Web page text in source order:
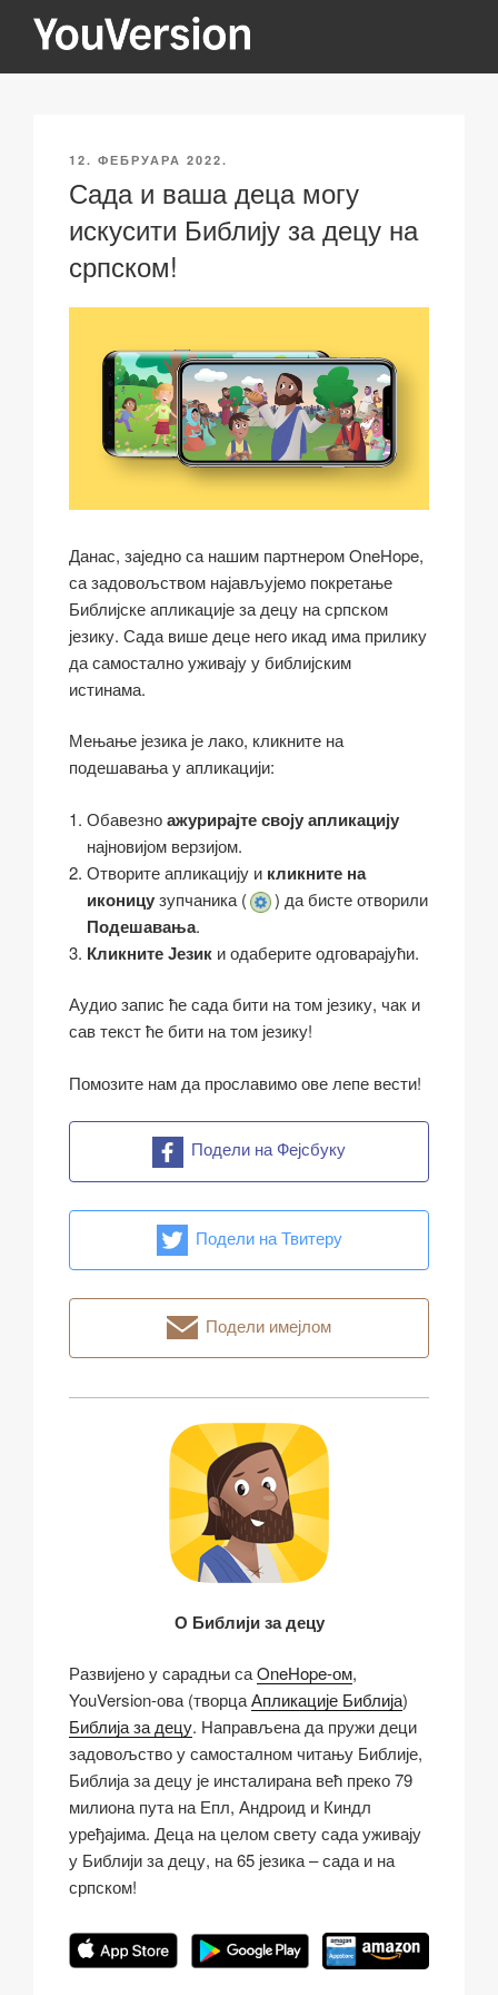
YOUVERSION
Seeking God every day.
ОБЈАВЉЕНО
12. ФЕБРУАРА 2022.
Сада и ваша деца могу
искусити Библију за децу на
српском!
Данас, заједно са нашим партнером OneHope,
са задовољством најављујемо покретање
Библијске апликације за децу на српском
језику. Сада више деце него икад има прилику
да самостално уживају у библијским
истинама.
Мењање језика је лако, кликните на
подешавања у апликацији:
Обавезноажурирајте своју апликацију
најновијом верзијом.
Отворите апликацију и кликните на
иконицузупчаника ( ) да бисте отворили
Подешавања.
Кликните Језик и одаберите одговарајући.
Аудио запис ће сада бити на том језику, чак и
сав текст ће бити на том језику!
Помозите нам да прославимо ове лепе вести!
Подели на Фејсбуку
Подели на Твитеру
Подели имејлом
О Библији за децу
Развијено у сарадњи саOneHope-ом,
YouVersion-ова (творцаАпликације Библија)
Библија за децу. Направљена да пружи деци
задовољство у самосталном читању Библије,
Библија за децу је инсталирана већ преко 79
милиона пута на Епл, Андроид и Киндл
уређајима. Деца на целом свету сада уживају
у Библији за децу, на 65 језика – сада и на
српском!